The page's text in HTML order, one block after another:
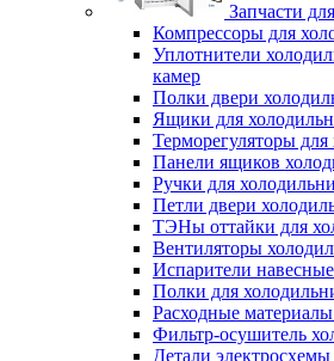
Запчасти
Компрессоры для
Уплотнители
камер
Полки двери
Ящики для
Терморегуляторы для
Панели ящиков
Ручки для
Петли двери
ТЭНы оттайки для
Вентиляторы
Испарители
Полки для
Расходные
Фильтр-осушитель
Детали